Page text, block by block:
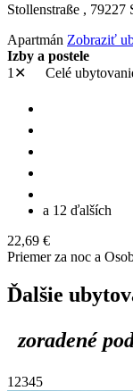
Stollenstraße , 79227
Apartmán Zobraziť
Izby a postele
1✕
Celé
a 12 ďalších
22,69 €
Priemer za noc a
Ďalšie
zoradené
1 2345